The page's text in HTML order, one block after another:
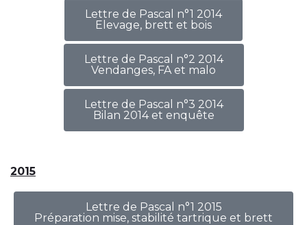
Lettre de Pascal n°1 2014
Elevage, brett et bois
Lettre de Pascal n°2 2014
Vendanges, FA et malo
Lettre de Pascal n°3 2014
Bilan 2014 et enquête
2015
Lettre de Pascal n°1 2015
Préparation mise, stabilité tartrique et brett